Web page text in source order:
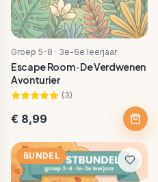
Groep 5-8 · 3e-6e leerjaar
Escape Room · De Verdwenen
Avonturier
(3)
€ 8,99
BUNDEL